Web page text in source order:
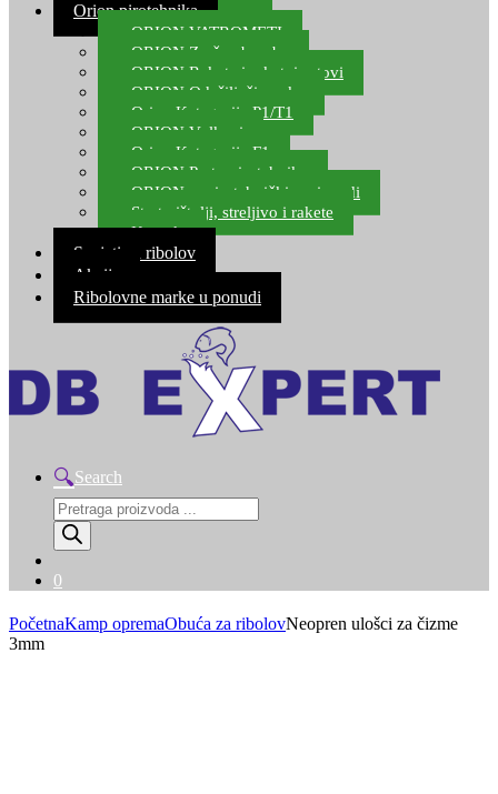
Orion pirotehnika
ORION VATROMETI
ORION Zračne bombe
ORION Rakete i raketni setovi
ORION Odašiljači zvuka
Orion Kategorija P1/T1
ORION Vulkani
Orion Kategorija F1
ORION Party pirotehnika
ORION nepirotehnički proizvodi
Start pištolji, streljivo i rakete
Kontakt
Savjeti za ribolov
Akcija
Ribolovne marke u ponudi
Search
Products
search
0
PočetnaKamp opremaObuća za ribolovNeopren ulošci za čizme
3mm